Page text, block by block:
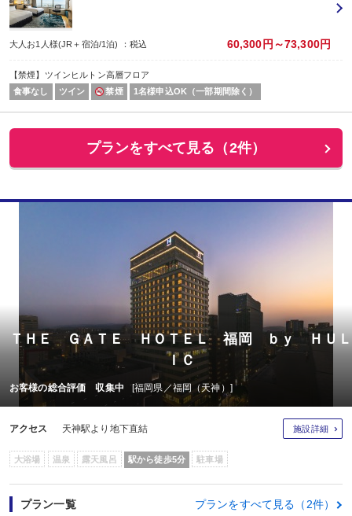
大人お1人様(JR＋宿泊/1泊) ：税込 60,300円～73,300円
【禁煙】ツインヒルトン高層フロア
食事なし
ツイン 禁煙 1名様申込OK（一部期間除く）
プランをすべて見る（2件）
ＴＨＥ ＧＡＴＥ ＨＯＴＥＬ 福岡 ｂｙ ＨＵＬ
ＩＣ
お客様の総合評価 収集中 [福岡県／福岡（天神）]
アクセス 天神駅より地下直結 施設詳細
大浴場 温泉 露天風呂 駅から徒歩5分 駐車場
プラン一覧 プランをすべて見る（2件）